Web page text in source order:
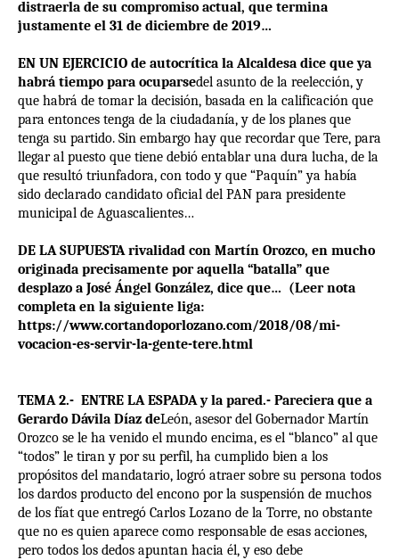
distraerla de su compromiso actual, que termina
justamente el 31 de diciembre de 2019…
EN UN EJERCICIO de autocrítica la Alcaldesa dice que ya
habrá tiempo para ocuparsedel asunto de la reelección, y
que habrá de tomar la decisión, basada en la calificación que
para entonces tenga de la ciudadanía, y de los planes que
tenga su partido. Sin embargo hay que recordar que Tere, para
llegar al puesto que tiene debió entablar una dura lucha, de la
que resultó triunfadora, con todo y que “Paquín” ya había
sido declarado candidato oficial del PAN para presidente
municipal de Aguascalientes…
DE LA SUPUESTA rivalidad con Martín Orozco, en mucho
originada precisamente por aquella “batalla” que
desplazo a José Ángel González, dice que… (Leer nota
completa en la siguiente liga:
https://www.cortandoporlozano.com/2018/08/mi-
vocacion-es-servir-la-gente-tere.html
TEMA 2.- ENTRE LA ESPADA y la pared.- Pareciera que a
Gerardo Dávila Díaz deLeón, asesor del Gobernador Martín
Orozco se le ha venido el mundo encima, es el “blanco” al que
“todos” le tiran y por su perfil, ha cumplido bien a los
propósitos del mandatario, logró atraer sobre su persona todos
los dardos producto del encono por la suspensión de muchos
de los fíat que entregó Carlos Lozano de la Torre, no obstante
que no es quien aparece como responsable de esas acciones,
pero todos los dedos apuntan hacia él, y eso debe